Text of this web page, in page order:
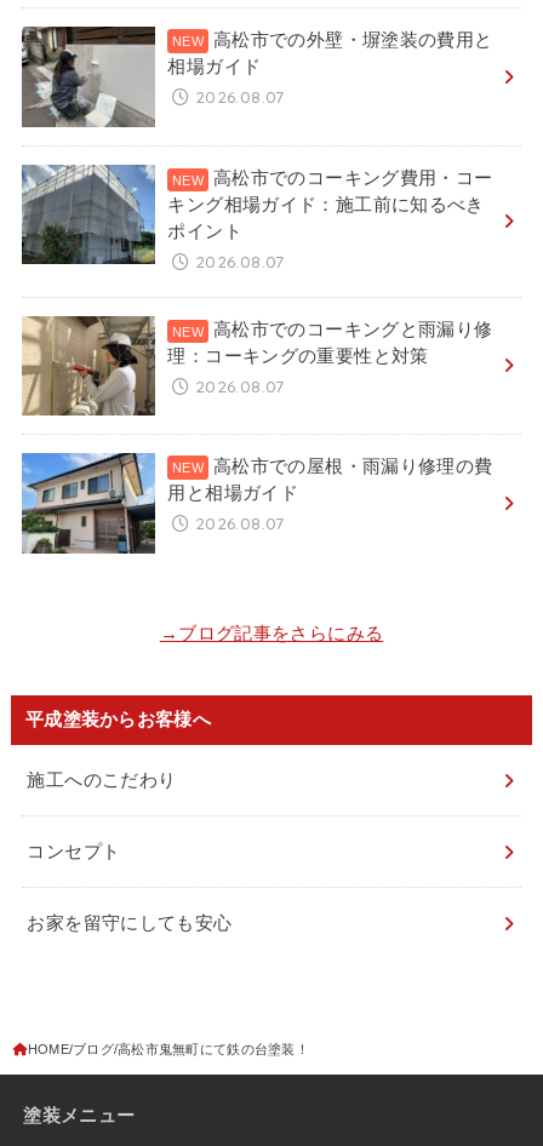
高松市での外壁・塀塗装の費用と
相場ガイド
2026.08.07
高松市でのコーキング費用・コー
キング相場ガイド：施工前に知るべき
ポイント
2026.08.07
高松市でのコーキングと雨漏り修
理：コーキングの重要性と対策
2026.08.07
高松市での屋根・雨漏り修理の費
用と相場ガイド
2026.08.07
→ブログ記事をさらにみる
平成塗装からお客様へ
施工へのこだわり
コンセプト
お家を留守にしても安心
HOME ブログ 高松市鬼無町にて鉄の台塗装！
塗装メニュー